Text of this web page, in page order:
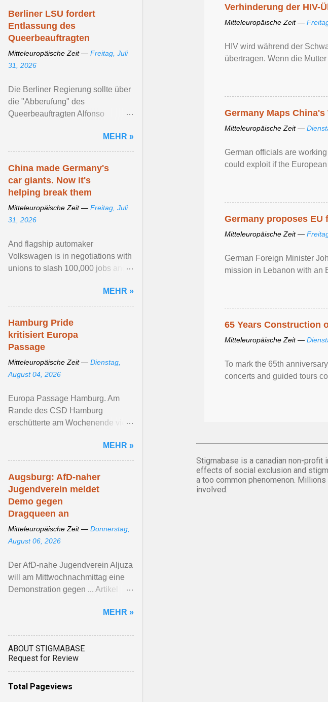
Verhinderung der HIV-
Mitteleuropäische Zeit —
HIV wird während der
übertragen. Wenn die
Germany Maps
Mitteleuropäische Zeit —
German officials are
could exploit if the
Germany proposes EU
Mitteleuropäische Zeit —
German Foreign Minister
mission ​in Lebanon with an
65 Years Construction
Mitteleuropäische Zeit —
To mark the 65th
concerts and guided tours
Stigmabase is a canadian non-profit
effects of social exclusion and
a too common phenomenon.
involved.
Berliner LSU fordert
Entlassung des
Queerbeauftragten
Mitteleuropäische Zeit — Freitag, Juli
31, 2026
Die Berliner Regierung sollte über
die "Abberufung" des
Queerbeauftragten Alfonso
MEHR »
China made Germany's
car giants. Now it's
helping break them
Mitteleuropäische Zeit — Freitag, Juli
31, 2026
And flagship automaker
Volkswagen is in negotiations with
unions to slash 100,000 jobs and
fuel for the far - right ... Artikel
ansehen ...
MEHR »
Hamburg Pride
kritisiert Europa
Passage
Mitteleuropäische Zeit — Dienstag,
August 04, 2026
Europa Passage Hamburg. Am
Rande des CSD Hamburg
erschütterte am Wochenende viele
MEHR »
Augsburg: AfD-naher
Jugendverein meldet
Demo gegen
Dragqueen an
Mitteleuropäische Zeit — Donnerstag,
August 06, 2026
Der AfD-nahe Jugendverein Aljuza
will am Mittwochnachmittag eine
Demonstration gegen ... Artikel
MEHR »
ABOUT STIGMABASE
Request for Review
Total Pageviews